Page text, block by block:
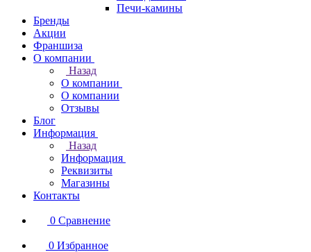
Печи-камины
Бренды
Акции
Франшиза
О компании
Назад
О компании
О компании
Отзывы
Блог
Информация
Назад
Информация
Реквизиты
Магазины
Контакты
0 Сравнение
0 Избранное